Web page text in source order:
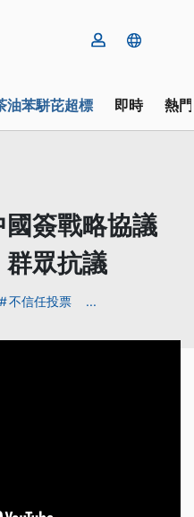
油苯駢芘超標 即時 熱
簽戰略協議
群眾抗議
不信任投票 ...